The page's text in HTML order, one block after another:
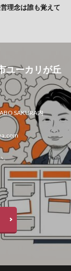
理念は誰も覚えて
ユーカリが丘
SAKURA内
。